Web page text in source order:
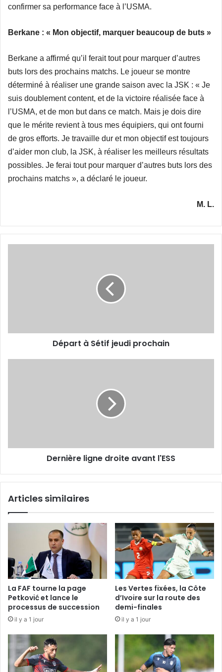
confirmer sa performance face à l’USMA.
Berkane : « Mon objectif, marquer beaucoup de buts »
Berkane a affirmé qu’il ferait tout pour marquer d’autres
buts lors des prochains matchs. Le joueur se montre
déterminé à réaliser une grande saison avec la JSK : « Je
suis doublement content, et de la victoire réalisée face à
l’USMA, et de mon but dans ce match. Mais je dois dire
que le mérite revient à tous mes équipiers, qui ont fourni
de gros efforts. Je travaille dur et mon objectif est toujours
d’aider mon club, la JSK, à réaliser les meilleurs résultats
possibles. Je ferai tout pour marquer d’autres buts lors des
prochains matchs », a déclaré le joueur.
M. L.
Départ à Sétif jeudi prochain
Dernière ligne droite avant l'ESS
Articles similaires
La FAF tourne la page
Petković et lance le
processus de succession
il y a 1 jour
Les Vertes fixées, la Côte
d’Ivoire sur la route des
demi-finales
il y a 1 jour